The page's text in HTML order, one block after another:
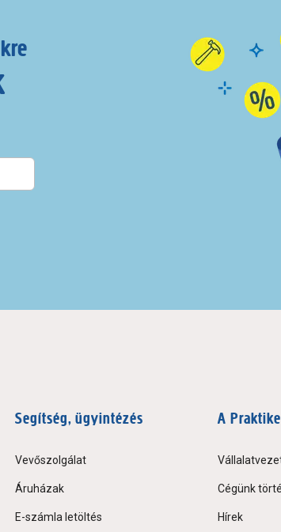
Segítség, ügyintézés
Vevőszolgálat
Áruházak
E-számla letöltés
A
Cégünk
Hírek